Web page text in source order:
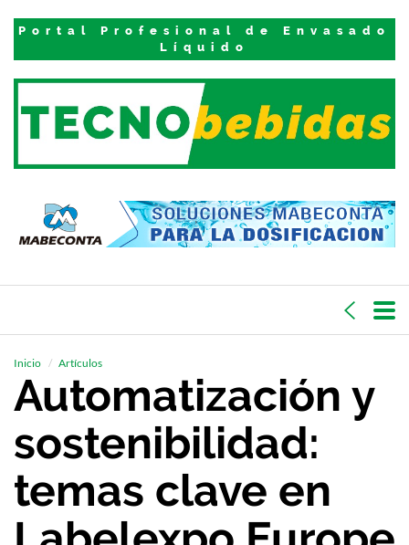
Portal Profesional de Envasado
Líquido
Inicio Artículos
Automatización y
sostenibilidad:
temas clave en